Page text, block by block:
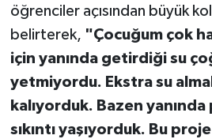
öğrenciler açısından büyük
belirterek, "Çocuğum çok
için yanında getirdiği su
yetmiyordu. Ekstra su
kalıyorduk. Bazen yanında
sıkıntı yaşıyorduk. Bu